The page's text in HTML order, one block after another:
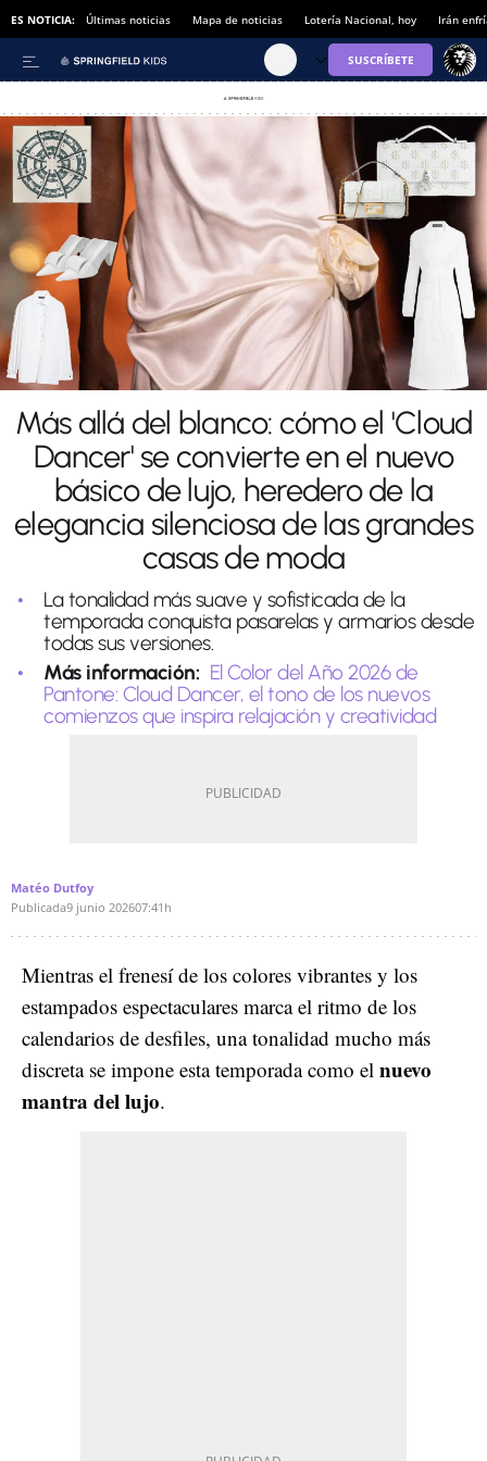
ES NOTICIA: Últimas noticias Mapa de noticias Lotería Nacional, hoy Irán
Más allá del blanco: cómo el 'Cloud
Dancer' se convierte en el nuevo
básico de lujo, heredero de la
elegancia silenciosa de las grandes
casas de moda
La tonalidad más suave y sofisticada de la
temporada conquista pasarelas y armarios desde
todas sus versiones.
Más información: El Color del Año 2026 de
Pantone: Cloud Dancer, el tono de los nuevos
comienzos que inspira relajación y creatividad
Matéo Dutfoy
Publicada9 junio 202607:41h
Mientras el frenesí de los colores vibrantes y los
estampados espectaculares marca el ritmo de los
calendarios de desfiles, una tonalidad mucho más
discreta se impone esta temporada como el nuevo
mantra del lujo.